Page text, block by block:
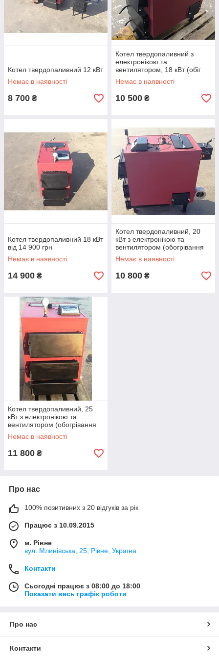
Котел твердопаливний 12 кВт
Немає в наявності
8 700 ₴
Котел твердопаливний з
електронікою та
вентилятором, 18 кВт (обіг
180 м2)
Немає в наявності
10 500 ₴
Котел твердопаливний 18 кВт
від 14 900 грн
Немає в наявності
14 900 ₴
Котел твердопаливний, 20
кВт з електронікою та
вентилятором (обогрівання
200 м2)
Немає в наявності
10 800 ₴
Котел твердопаливний, 25
кВт з електронікою та
вентилятором (обогрівання
250 м2)
Немає в наявності
11 800 ₴
Про нас
100% позитивних з 20 відгуків за рік
Працює з 10.09.2015
м. Рівне
вул. Млинівська, 25, Рівне, Україна
Контакти
Сьогодні працює з 08:00 до 18:00
Показати весь графік роботи
Про нас
Контакти